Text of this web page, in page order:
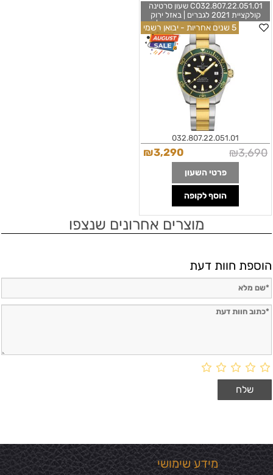
C032.807.22.051.01 שעון סרטינה
קולקציית 2021 לגברים | באזל ירוק
מיוחד טוטון דייבר אוטמטי לגברים | 5
שנים אחריות | לוח שחור פאוורמטיק 80
שעוני סרטינה חדשים | CERTINA-DS-
Action-Diver- NEW
C0328072205101
5 שנים אחריות - יבואן רשמי
032.807.22.051.01
₪3,690
₪3,290
פרטי השעון
הוסף לקופה
מוצרים אחרונים שנצפו
הוספת חוות דעת
מידע שימושי